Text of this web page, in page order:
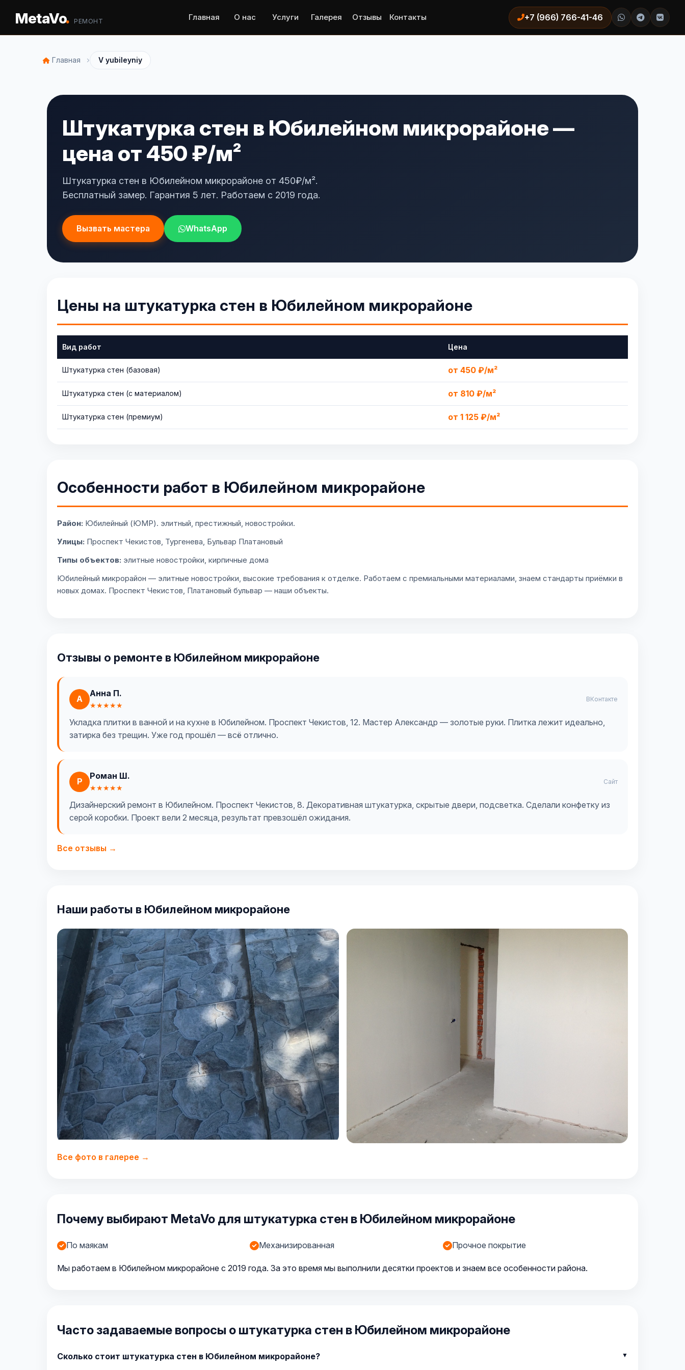
MetaVo. РЕМОНТ Главная О нас Услуги Галерея Отзывы Контакты +7 (966) 766-41-46
Главная › V yubileyniy
Штукатурка стен в Юбилейном микрорайоне —
цена от 450 ₽/м²
Штукатурка стен в Юбилейном микрорайоне от 450₽/м².
Бесплатный замер. Гарантия 5 лет. Работаем с 2019 года.
Вызвать мастера WhatsApp
Цены на штукатурка стен в Юбилейном микрорайоне
Вид работ Цена
Штукатурка стен (базовая) от 450 ₽/м²
Штукатурка стен (с материалом) от 810 ₽/м²
Штукатурка стен (премиум) от 1 125 ₽/м²
Особенности работ в Юбилейном микрорайоне
Район: Юбилейный (ЮМР). элитный, престижный, новостройки.
Улицы: Проспект Чекистов, Тургенева, Бульвар Платановый
Типы объектов: элитные новостройки, кирпичные дома
Юбилейный микрорайон — элитные новостройки, высокие требования к отделке. Работаем с премиальными материалами, знаем стандарты приёмки в
новых домах. Проспект Чекистов, Платановый бульвар — наши объекты.
Отзывы о ремонте в Юбилейном микрорайоне
А
Анна П.
★★★★★
ВКонтакте
Укладка плитки в ванной и на кухне в Юбилейном. Проспект Чекистов, 12. Мастер Александр — золотые руки. Плитка лежит идеально,
затирка без трещин. Уже год прошёл — всё отлично.
Р
Роман Ш.
★★★★★
Сайт
Дизайнерский ремонт в Юбилейном. Проспект Чекистов, 8. Декоративная штукатурка, скрытые двери, подсветка. Сделали конфетку из
серой коробки. Проект вели 2 месяца, результат превзошёл ожидания.
Все отзывы →
Наши работы в Юбилейном микрорайоне
Все фото в галерее →
Почему выбирают MetaVo для штукатурка стен в Юбилейном микрорайоне
По маякам Механизированная Прочное покрытие
Мы работаем в Юбилейном микрорайоне с 2019 года. За это время мы выполнили десятки проектов и знаем все особенности района.
Часто задаваемые вопросы о штукатурка стен в Юбилейном микрорайоне
Сколько стоит штукатурка стен в Юбилейном микрорайоне?